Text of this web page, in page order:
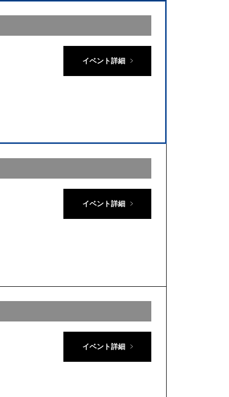
イベント詳細
イベント詳細
イベント詳細